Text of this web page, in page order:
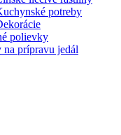
potreby
polievky
prípravu jedál